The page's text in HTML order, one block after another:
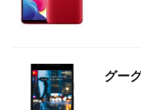
グー